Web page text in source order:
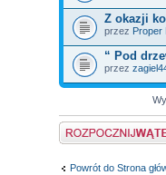
Z okazji
przez Proper
“ Pod
przez
Napisz wątek
Powrót do Strona